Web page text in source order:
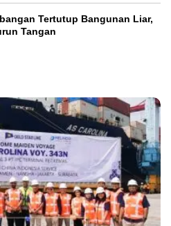
Tertutup Bangunan Liar,
Tangan